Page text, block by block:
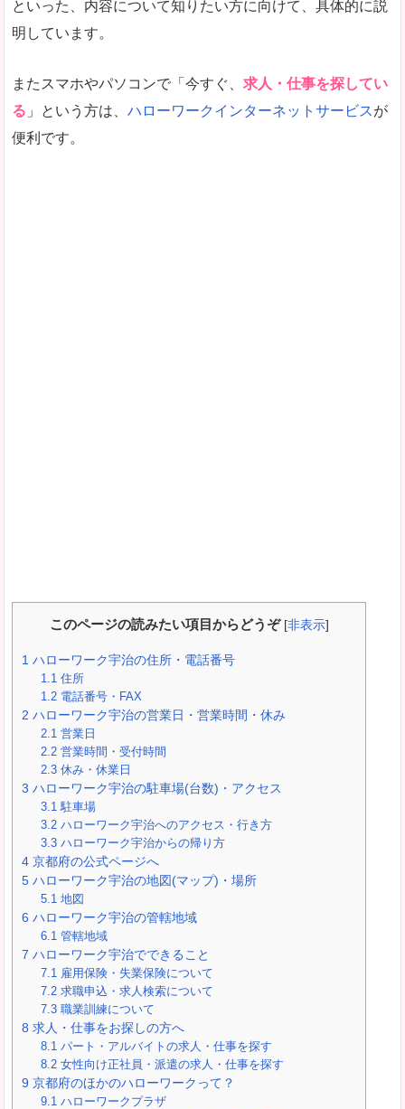
といった、内容について知りたい方に向けて、具体的に説
明しています。
またスマホやパソコンで「今すぐ、 求人・仕事を探してい
る 」という方は、 ハローワークインターネットサービスが
便利です。
このページの読みたい項目からどうぞ [非表示]
1 ハローワーク宇治の住所・電話番号
1.1 住所
1.2 電話番号・FAX
2 ハローワーク宇治の営業日・営業時間・休み
2.1 営業日
2.2 営業時間・受付時間
2.3 休み・休業日
3 ハローワーク宇治の駐車場(台数)・アクセス
3.1 駐車場
3.2 ハローワーク宇治へのアクセス・行き方
3.3 ハローワーク宇治からの帰り方
4 京都府の公式ページへ
5 ハローワーク宇治の地図(マップ)・場所
5.1 地図
6 ハローワーク宇治の管轄地域
6.1 管轄地域
7 ハローワーク宇治でできること
7.1 雇用保険・失業保険について
7.2 求職申込・求人検索について
7.3 職業訓練について
8 求人・仕事をお探しの方へ
8.1 パート・アルバイトの求人・仕事を探す
8.2 女性向け正社員・派遣の求人・仕事を探す
9 京都府のほかのハローワークって？
9.1 ハローワークプラザ